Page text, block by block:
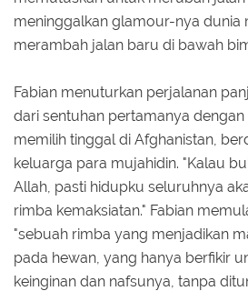
meninggalkan glamour-nya dunia
merambah jalan baru di bawah
Fabian menuturkan perjalanan
dari sentuhan pertamanya
memilih tinggal di Afghanistan,
keluarga para mujahidin. "Kalau
Allah, pasti hidupku seluruhnya
rimba kemaksiatan." Fabian
"sebuah rimba yang menjadikan
pada hewan, yang hanya berfikir
keinginan dan nafsunya, tanpa